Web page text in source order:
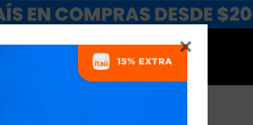

NUTRICIONISTAS